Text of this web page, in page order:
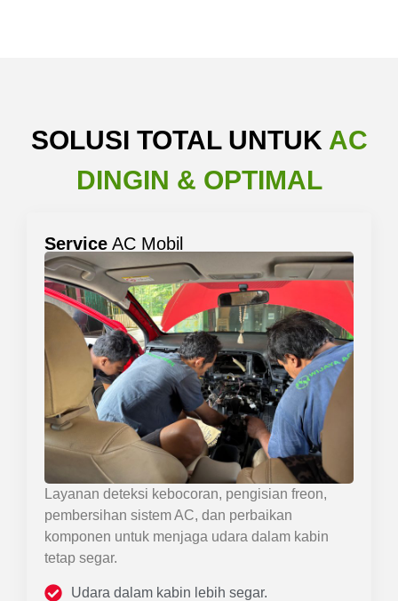
SOLUSI TOTAL UNTUK AC
DINGIN & OPTIMAL
Service AC Mobil
Layanan deteksi kebocoran, pengisian freon,
pembersihan sistem AC, dan perbaikan
komponen untuk menjaga udara dalam kabin
tetap segar.
Udara dalam kabin lebih segar.